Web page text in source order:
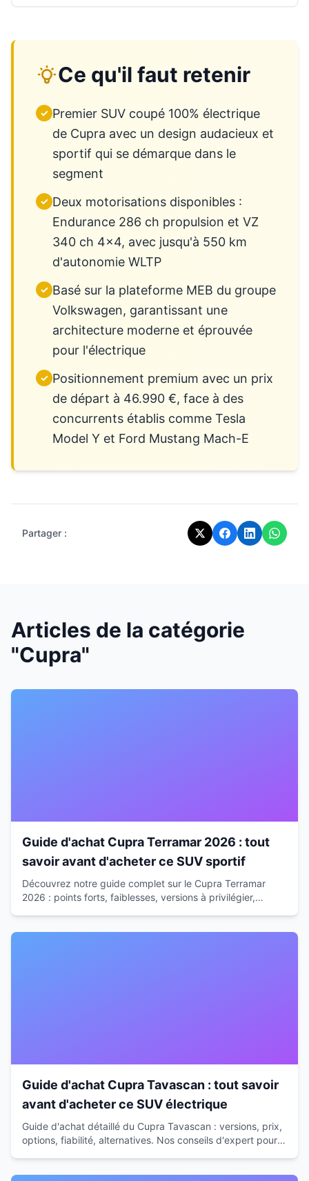
Ce qu'il faut retenir
✓ Premier SUV coupé 100% électrique
de Cupra avec un design audacieux et
sportif qui se démarque dans le
segment
✓ Deux motorisations disponibles :
Endurance 286 ch propulsion et VZ
340 ch 4x4, avec jusqu'à 550 km
d'autonomie WLTP
✓ Basé sur la plateforme MEB du groupe
Volkswagen, garantissant une
architecture moderne et éprouvée
pour l'électrique
✓ Positionnement premium avec un prix
de départ à 46.990 €, face à des
concurrents établis comme Tesla
Model Y et Ford Mustang Mach-E
Partager :
Articles de la catégorie
"Cupra"
Guide d'achat Cupra Terramar 2026 : tout
savoir avant d'acheter ce SUV sportif
Découvrez notre guide complet sur le Cupra Terramar
2026 : points forts, faiblesses, versions à privilégier,
Guide d'achat Cupra Tavascan : tout savoir
avant d'acheter ce SUV électrique
Guide d'achat détaillé du Cupra Tavascan : versions, prix,
options, fiabilité, alternatives. Nos conseils d'expert pour